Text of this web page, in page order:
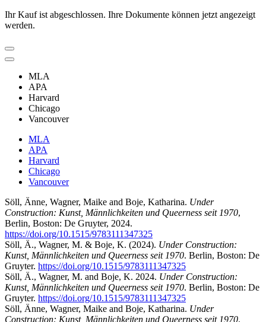
Ihr Kauf ist abgeschlossen. Ihre Dokumente können jetzt angezeigt
werden.
MLA
APA
Harvard
Chicago
Vancouver
MLA
APA
Harvard
Chicago
Vancouver
Söll, Änne, Wagner, Maike and Boje, Katharina. Under
Construction: Kunst, Männlichkeiten und Queerness seit 1970,
Berlin, Boston: De Gruyter, 2024.
https://doi.org/10.1515/9783111347325
Söll, Ä., Wagner, M. & Boje, K. (2024). Under Construction:
Kunst, Männlichkeiten und Queerness seit 1970. Berlin, Boston: De
Gruyter. https://doi.org/10.1515/9783111347325
Söll, Ä., Wagner, M. and Boje, K. 2024. Under Construction:
Kunst, Männlichkeiten und Queerness seit 1970. Berlin, Boston: De
Gruyter. https://doi.org/10.1515/9783111347325
Söll, Änne, Wagner, Maike and Boje, Katharina. Under
Construction: Kunst, Männlichkeiten und Queerness seit 1970.